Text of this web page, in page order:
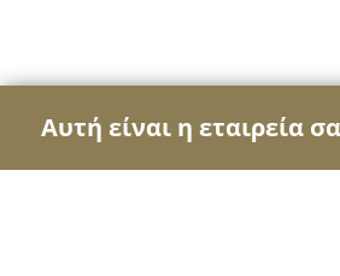
Αυτή είναι η εταιρεία